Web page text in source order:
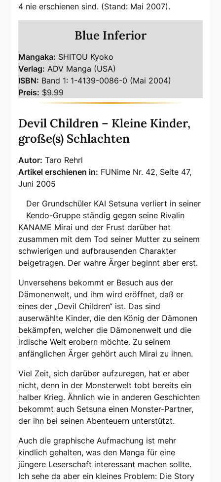
4 nie erschienen sind. (Stand: Mai 2007).
Blue Inferior
Mangaka: SHITOU Kyoko
Verlag: ADV Manga (USA)
ISBN: Band 1: 1-4139-0086-0 (Mai 2004)
Preis: $9.99
Devil Children – Kleine Kinder,
große(s) Schlachten
Autor: Taro Rehrl
Artikel erschienen in: FUNime Nr. 42, Seite 47,
Juni 2005
Der Grundschüler KAI Setsuna verliert in seiner
Kendo-Gruppe ständig gegen seine Rivalin
KANAME Mirai und der Frust darüber hat
zusammen mit dem Tod seiner Mutter zu seinem
schwierigen und aufbrausenden Charakter
beigetragen. Der wahre Ärger beginnt aber erst.
Unversehens bekommt er Besuch aus der
Dämonenwelt, und ihm wird eröffnet, daß er
eines der „Devil Children“ ist. Das sind
auserwählte Kinder, die den König der Dämonen
bekämpfen, welcher die Dämonenwelt und die
irdische Welt erobern möchte. Zu seinem
anfänglichen Ärger gehört auch Mirai zu ihnen.
Viel Zeit, sich darüber aufzuregen, hat er aber
nicht, denn in der Monsterwelt tobt bereits ein
halber Krieg. Ähnlich wie in anderen Geschichten
bekommt auch Setsuna einen Monster-Partner,
der ihn bei seinen Abenteuern unterstützt.
Auch die graphische Aufmachung ist mehr
kindlich gehalten, was den Manga für eine
jüngere Leserschaft interessant machen sollte.
Ich sehe da aber ein kleines Problem: Die Story